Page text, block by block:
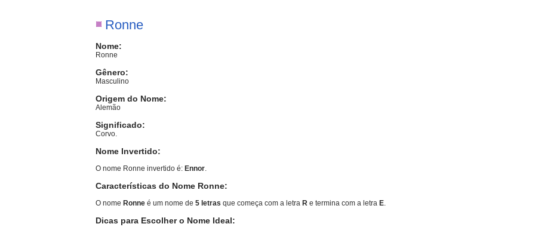
Ronne
Nome:
Ronne
Gênero:
Masculino
Origem do Nome:
Alemão
Significado:
Corvo.
Nome Invertido:
O nome Ronne invertido é: Ennor.
Características do Nome Ronne:
O nome Ronne é um nome de 5 letras que começa com a letra R e termina com a letra E.
Dicas para Escolher o Nome Ideal: